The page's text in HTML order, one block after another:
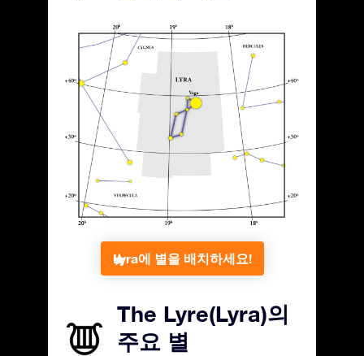
Lyra에 별을 배치하세요!
The Lyre(Lyra)의
주요 별